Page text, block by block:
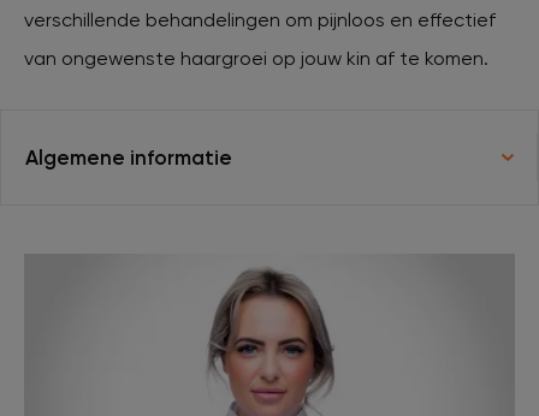
verschillende behandelingen om pijnloos en effectief
van ongewenste haargroei op jouw kin af te komen.
Algemene informatie
Huidproblemen